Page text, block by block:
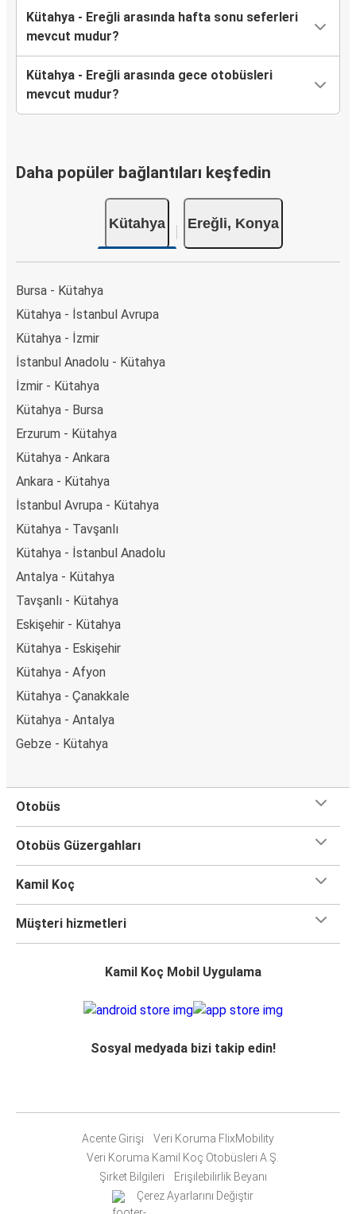
Kütahya - Ereğli arasında hafta sonu seferleri
mevcut mudur?
Kütahya - Ereğli arasında gece otobüsleri
mevcut mudur?
Daha popüler bağlantıları keşfedin
Kütahya Ereğli, Konya
Bursa - Kütahya
Kütahya - İstanbul Avrupa
Kütahya - İzmir
İstanbul Anadolu - Kütahya
İzmir - Kütahya
Kütahya - Bursa
Erzurum - Kütahya
Kütahya - Ankara
Ankara - Kütahya
İstanbul Avrupa - Kütahya
Kütahya - Tavşanlı
Kütahya - İstanbul Anadolu
Antalya - Kütahya
Tavşanlı - Kütahya
Eskişehir - Kütahya
Kütahya - Eskişehir
Kütahya - Afyon
Kütahya - Çanakkale
Kütahya - Antalya
Gebze - Kütahya
Otobüs
Otobüs Güzergahları
Kamil Koç
Müşteri hizmetleri
Kamil Koç Mobil Uygulama
Sosyal medyada bizi takip edin!
Acente Girişi
Veri Koruma FlixMobility
Veri Koruma Kamil Koç Otobüsleri A.Ş.
Şirket Bilgileri
Erişilebilirlik Beyanı
Çerez Ayarlarını Değiştir